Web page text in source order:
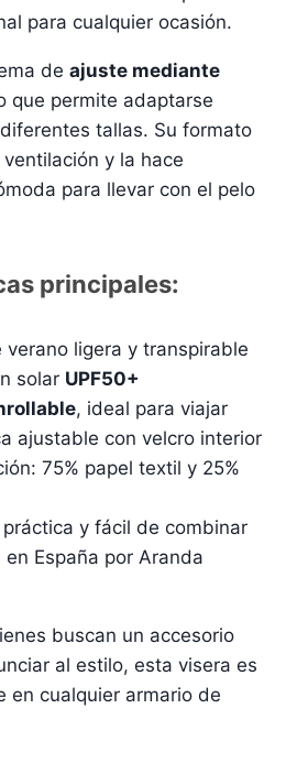
para cualquier ocasión.
de ajuste mediante
que permite adaptarse
tallas. Su formato
y la hace
para llevar con el pelo
principales:
ligera y transpirable
solar UPF50+
, ideal para viajar
ajustable con velcro interior
75% papel textil y 25%
y fácil de combinar
España por Aranda
buscan un accesorio
al estilo, esta visera es
en cualquier armario de